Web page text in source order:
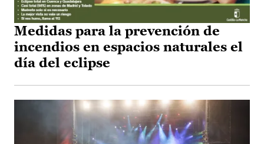
Medidas para la prevención de
incendios en espacios naturales el
día del eclipse